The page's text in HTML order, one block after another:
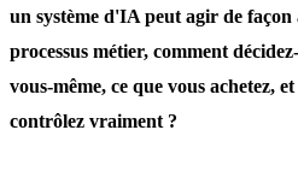
un système d'IA peut agir de
processus métier, comment
vous-même, ce que vous achetez,
contrôlez vraiment ?